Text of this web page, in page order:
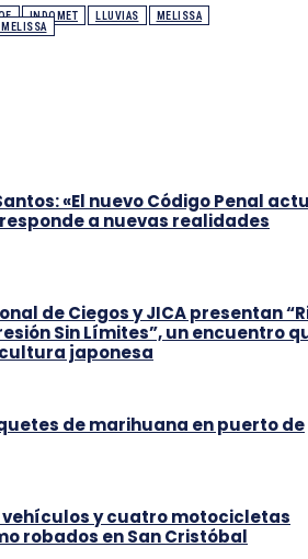
INDOMET LLUVIAS
MELISSA
«El nuevo Código Penal
a nuevas realidades
de Ciegos y JICA presentan
Sin Límites”, un encuentro
japonesa
de marihuana en puerto de
vehículos y cuatro motocicletas
robados en San Cristóbal